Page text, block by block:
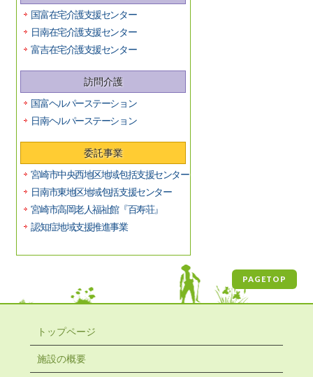
国富在宅介護支援センター
日南在宅介護支援センター
富吉在宅介護支援センター
訪問介護
国富ヘルパーステーション
日南ヘルパーステーション
委託事業
宮崎市中央西地区地域包括支援センター
日南市東地区地域包括支援センター
宮崎市高岡老人福祉館『百寿荘』
認知症地域支援推進事業
PAGETOP
トップページ
施設の概要